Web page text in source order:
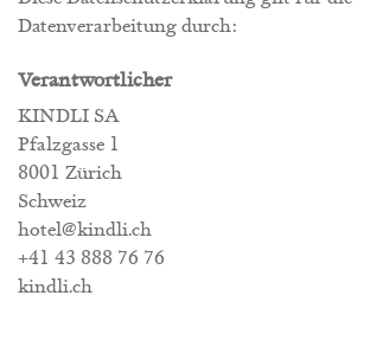
Datenverarbeitung durch:
Verantwortlicher
KINDLI SA
Pfalzgasse 1
8001 Zürich
Schweiz
hotel@kindli.ch
+41 43 888 76 76
kindli.ch